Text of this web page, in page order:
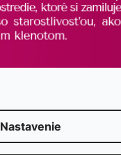
Nastavenie